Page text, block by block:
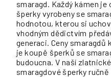
smaragd. Každý kámen
šperky vyrobeny se
hodnotou, kterou si
vhodným dědictvím
generaci. Ceny
je koupě šperků se
budoucna. V naší
smaragdové šperky